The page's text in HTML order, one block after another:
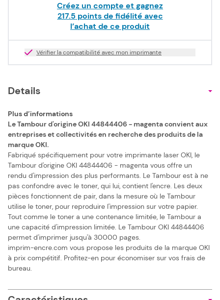
Créez un compte et gagnez
217.5 points de fidélité avec
l’achat de ce produit
Vérifier la compatibilité avec mon imprimante
Details
Plus d’informations
Le Tambour d'origine OKI 44844406 - magenta convient aux
entreprises et collectivités en recherche des produits de la
marque OKI.
Fabriqué spécifiquement pour votre imprimante laser OKI, le
Tambour d'origine OKI 44844406 - magenta vous offre un
rendu d'impression des plus performants. Le Tambour est à ne
pas confondre avec le toner, qui lui, contient l'encre. Les deux
pièces fonctionnent de pair, dans la mesure où le Tambour
utilise le toner, pour reproduire l'impression sur votre papier.
Tout comme le toner a une contenance limitée, le Tambour a
une capacité d'impression limitée. Le Tambour OKI 44844406
permet d'imprimer jusqu'à 30000 pages.
imprim-encre.com vous propose les produits de la marque OKI
à prix compétitif. Profitez-en pour économiser sur vos frais de
bureau.